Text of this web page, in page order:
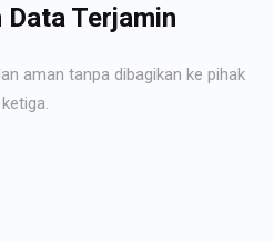
Data Terjamin
aman tanpa dibagikan ke pihak
ketiga.